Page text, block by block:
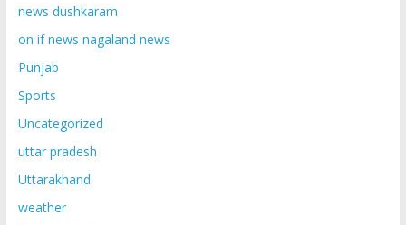
news dushkaram
on if news nagaland news
Punjab
Sports
Uncategorized
uttar pradesh
Uttarakhand
weather